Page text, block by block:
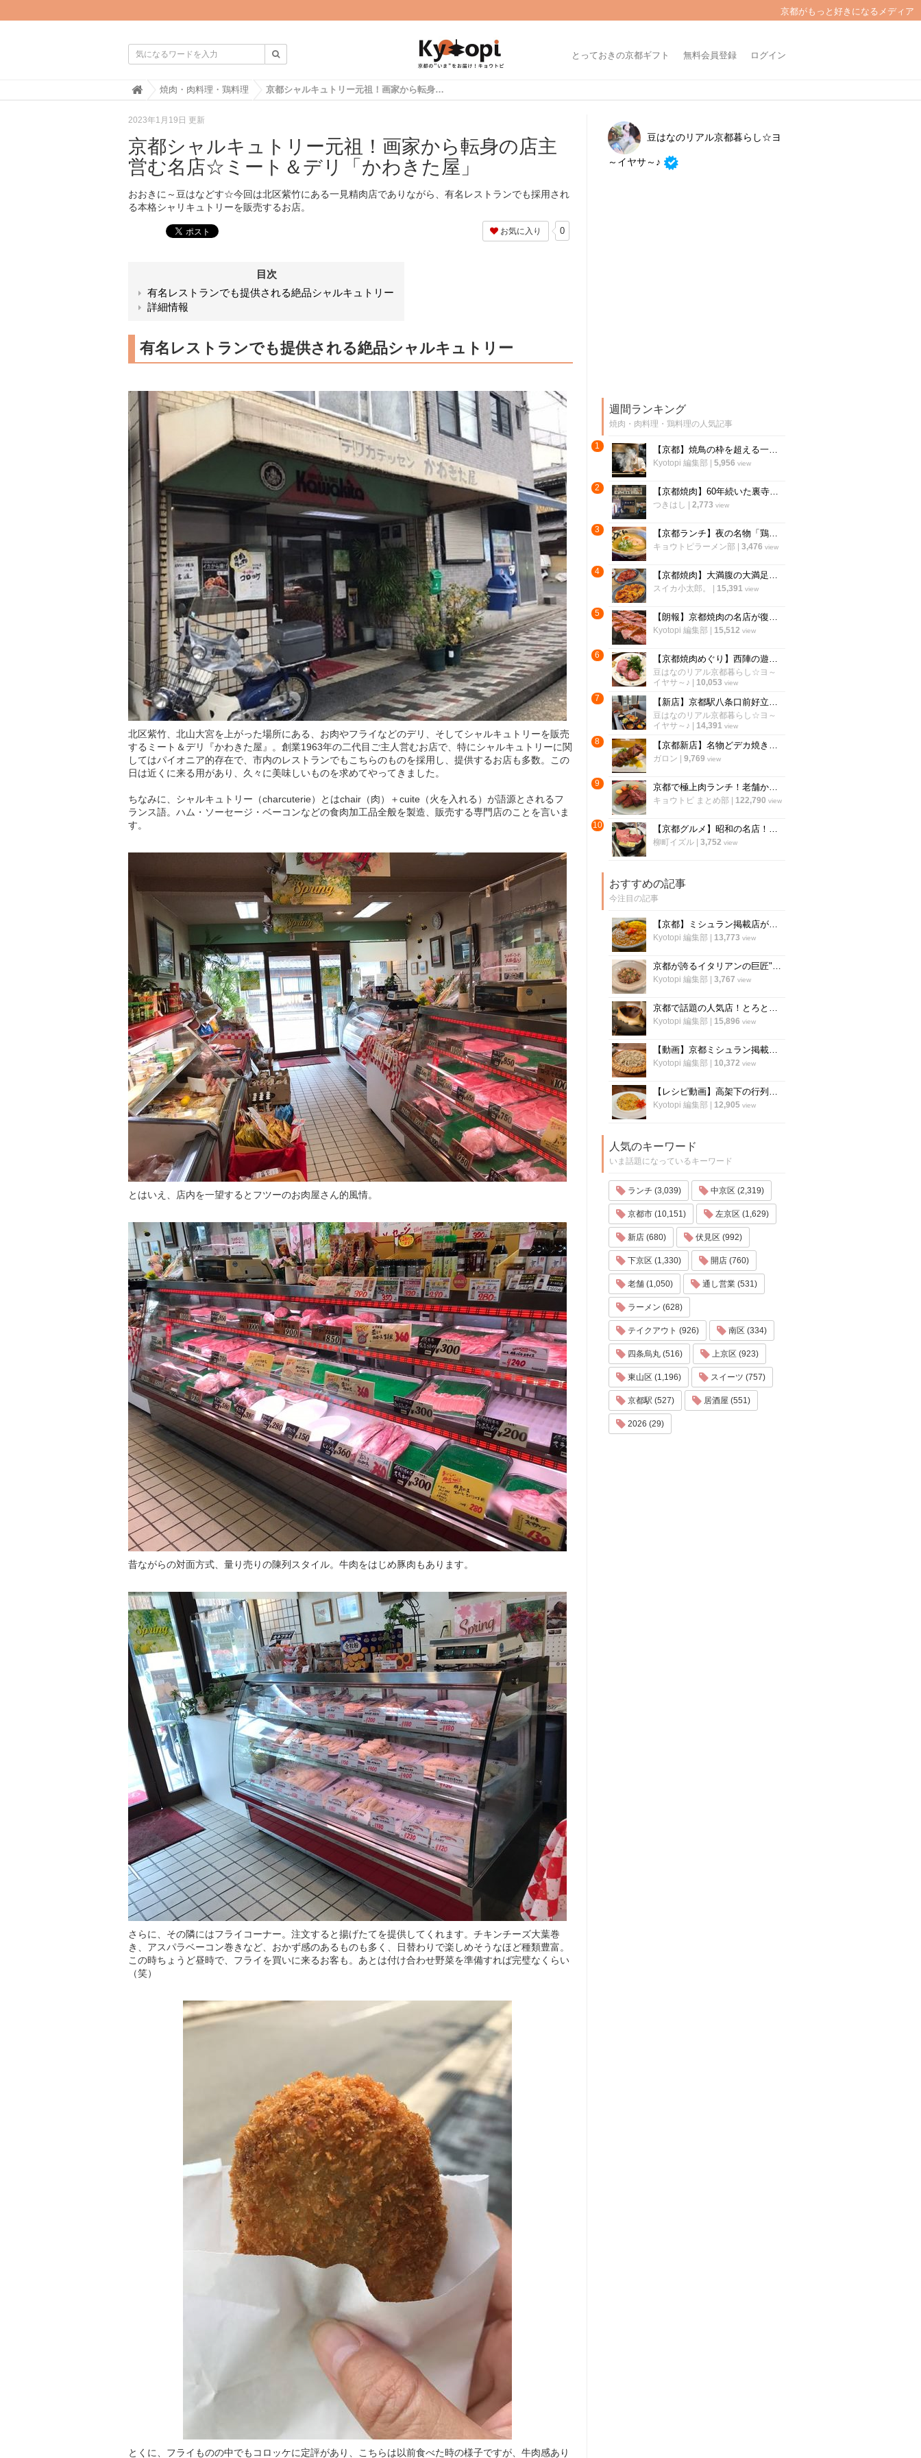
京都がもっと好きになるメディア
とっておきの京都ギフト 無料会員登録 ログイン
H
e
焼肉・肉料理・鶏料理 京都シャルキュトリー元祖！画家から転身の店主営む名店☆ミート＆デリ「かわきた屋」
2023年1月19日 更新
京都シャルキュトリー元祖！画家から転身の店主
営む名店☆ミート＆デリ「かわきた屋」
おおきに～豆はなどす☆今回は北区紫竹にある一見精肉店でありながら、有名レストランでも採用され
る本格シャリキュトリーを販売するお店。
お気に入り 0
目次
有名レストランでも提供される絶品シャルキュトリー
詳細情報
有名レストランでも提供される絶品シャルキュトリー
北区紫竹、北山大宮を上がった場所にある、お肉やフライなどのデリ、そしてシャルキュトリーを販売
するミート＆デリ『かわきた屋』。創業1963年の二代目ご主人営むお店で、特にシャルキュトリーに関
してはパイオニア的存在で、市内のレストランでもこちらのものを採用し、提供するお店も多数。この
日は近くに来る用があり、久々に美味しいものを求めてやってきました。
ちなみに、シャルキュトリー（charcuterie）とはchair（肉）＋cuite（火を入れる）が語源とされるフ
ランス語。ハム・ソーセージ・ベーコンなどの食肉加工品全般を製造、販売する専門店のことを言いま
す。
とはいえ、店内を一望するとフツーのお肉屋さん的風情。
昔ながらの対面方式、量り売りの陳列スタイル。牛肉をはじめ豚肉もあります。
さらに、その隣にはフライコーナー。注文すると揚げたてを提供してくれます。チキンチーズ大葉巻
き、アスパラベーコン巻きなど、おかず感のあるものも多く、日替わりで楽しめそうなほど種類豊富。
この時ちょうど昼時で、フライを買いに来るお客も。あとは付け合わせ野菜を準備すれば完璧なくらい
（笑）
とくに、フライものの中でもコロッケに定評があり、こちらは以前食べた時の様子ですが、牛肉感あり
豆はなのリアル京都暮らし☆ヨ
～イヤサ～♪
週間ランキング
焼肉・肉料理・鶏料理の人気記事
1 【京都】焼鳥の枠を超える一軒 薪と炭で魅せるミシュラン掲載の鶏料理店「wabiya」
Kyotopi 編集部 5,956 view
2 【京都焼肉】60年続いた裏寺町の名店を受け継ぐ 昔ながらのホルモン焼肉「三吉」
つきはし 2,773 view
3 【京都ランチ】夜の名物「鶏そば」が昼に登場 炭火焼鳥の人気店「串くら 京都本店」
キョウトピラーメン部 3,476 view
4 【京都焼肉】大満腹の大満足ホルモン焼肉店が伏見桃山にオープン「ひふみ屋」
スイカ小太郎。 15,391 view
5 【朗報】京都焼肉の名店が復活！烏丸御池に『焼肉 三吉』が帰ってきました！
Kyotopi 編集部 15,512 view
6 【京都焼肉めぐり】西陣の遊郭リノベーションの老舗焼肉店！コスパ最強でいつも人気☆「焼肉 江畑」
豆はなのリアル京都暮らし☆ヨ～
イヤサ～♪
10,053 view
7 【新店】京都駅八条口前好立地に4月24日グランドオープン！牛しゃぶ牛すき食べ放題「但馬屋」
豆はなのリアル京都暮らし☆ヨ～
イヤサ～♪
14,391 view
8 【京都新店】名物どデカ焼き鳥レバー串99円！人気焼鳥酒場の姉妹店が四条烏丸にオープン
ガロン 9,769 view
9 京都で極上肉ランチ！老舗から幻の和牛店まで「厳選６店」【まとめ】
キョウトピ まとめ部 122,790 view
10 【京都グルメ】昭和の名店！上質なお肉をお手頃価格で！老舗のすき焼き店「キムラ」
柳町イズル| 3,752 view
おすすめの記事
今注目の記事
【京都】ミシュラン掲載店がスパイスカレーのレシピ公開！カレー専門店「カレープラント」スパイスカレーのレシピ公開！
Kyotopi 編集部 13,773 view
京都が誇るイタリアンの巨匠"笹島シェフ"の料理動画第二弾！今度はリゾット！
Kyotopi 編集部 3,767 view
京都で話題の人気店！とろとろ濃厚バスクチーズケーキの作り方〜「フォーチュンガーデン京都」
Kyotopi 編集部 15,896 view
【動画】京都ミシュラン掲載蕎麦店『花もも』店主が蕎麦を打つすべて
Kyotopi 編集部 10,372 view
【レシピ動画】高架下の行列ラーメン店「大中」にプロのチャーハンを教わる！
Kyotopi 編集部 12,905 view
人気のキーワード
いま話題になっているキーワード
ランチ (3,039) 中京区 (2,319)
京都市 (10,151) 左京区 (1,629)
新店 (680) 伏見区 (992)
下京区 (1,330) 開店 (760)
老舗 (1,050) 通し営業 (531)
ラーメン (628)
テイクアウト (926) 南区 (334)
四条烏丸 (516) 上京区 (923)
東山区 (1,196) スイーツ (757)
京都駅 (527) 居酒屋 (551)
2026 (29)